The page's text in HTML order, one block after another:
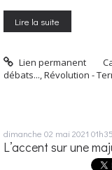
Lire la suite
Lien permanent
débats...,Révolution -
dimanche 02 mai 2021 01h35
L’accent sur une